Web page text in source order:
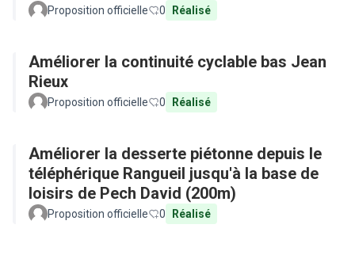
Proposition officielle 0 Réalisé
Améliorer la continuité cyclable bas Jean
Rieux
Proposition officielle 0 Réalisé
Améliorer la desserte piétonne depuis le
téléphérique Rangueil jusqu'à la base de
loisirs de Pech David (200m)
Proposition officielle 0 Réalisé